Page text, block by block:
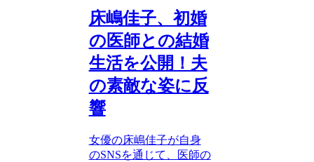
床嶋佳子、初婚
の医師との結婚
生活を公開！夫
の素敵な姿に反
響
女優の床嶋佳子が自身
のSNSを通じて、医師の